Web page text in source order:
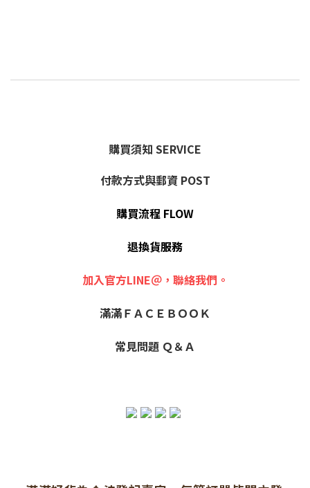
購買須知 SERVICE
付款方式與郵資 POST
購買流程 FLOW
退換貨服務
加入官方LINE＠，聯絡我們。
滿滿ＦＡＣＥＢＯＯＫ
常見問題 Ｑ＆Ａ